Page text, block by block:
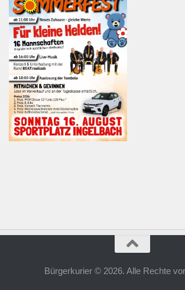
Bürgerkurier © 2026. Alle Rechte